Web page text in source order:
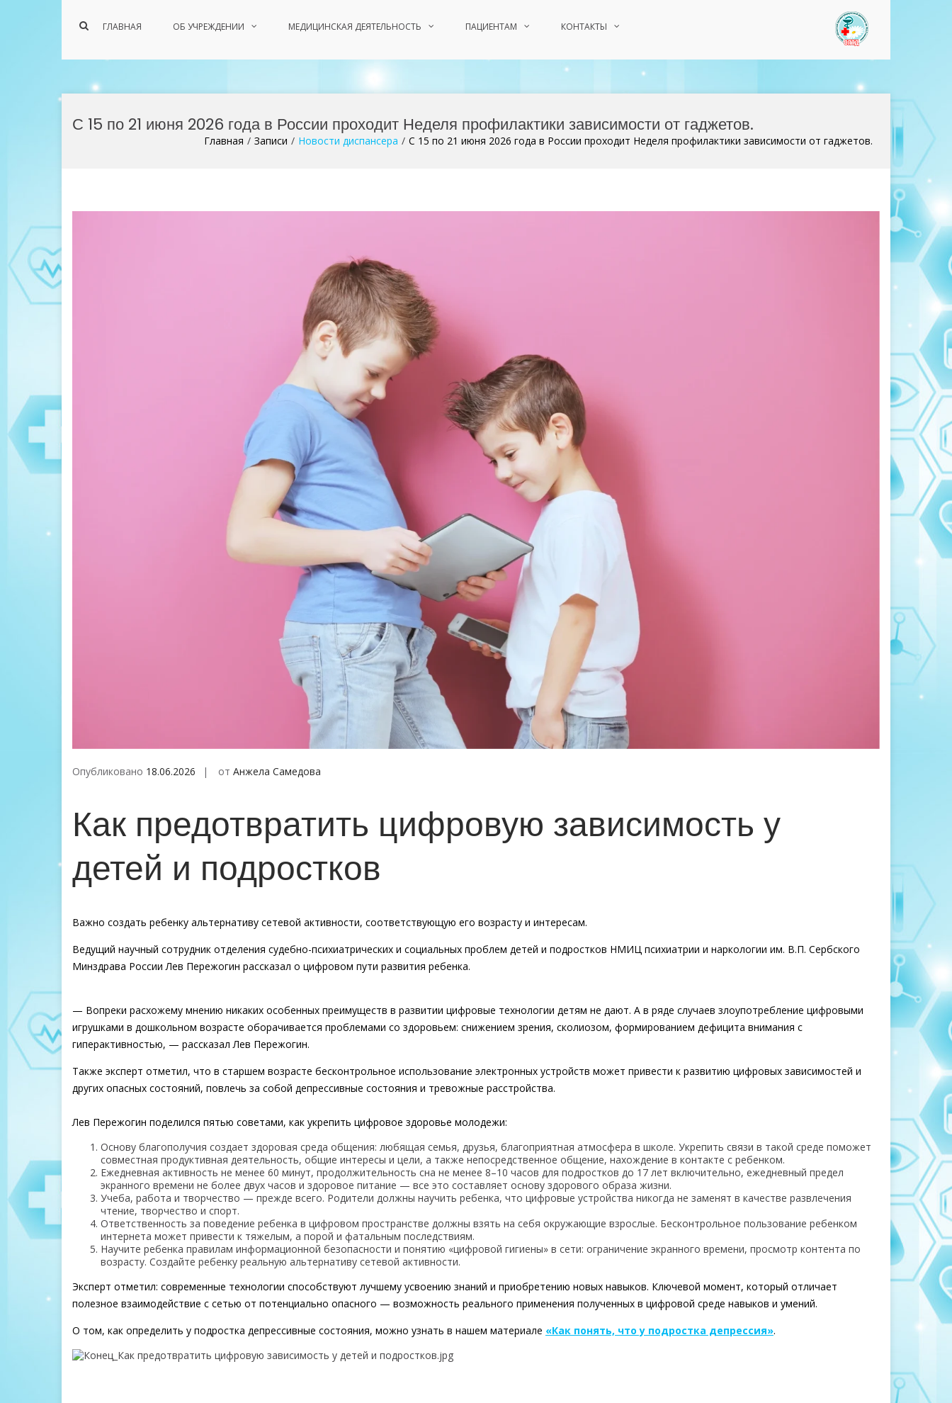
Перейти
содержимому
ГЛАВНАЯ ОБ УЧРЕЖДЕНИИ МЕДИЦИНСКАЯ ДЕЯТЕЛЬНОСТЬ ПАЦИЕНТАМ КОНТАКТЫ
Показать
С 15 по 21 июня 2026 года в России проходит Неделя профилактики зависимости от гаджетов.
Главная Записи Новости диспансера С 15 по 21 июня 2026 года в России проходит Неделя профилактики зависимости от гаджетов.
Опубликовано 18.06.2026 от Анжела Самедова
Как предотвратить цифровую зависимость у
детей и подростков
Важно создать ребенку альтернативу сетевой активности, соответствующую его возрасту и интересам.
Ведущий научный сотрудник отделения судебно-психиатрических и социальных проблем детей и подростков НМИЦ психиатрии и наркологии им. В.П. Сербского
Минздрава России Лев Пережогин рассказал о цифровом пути развития ребенка.
— Вопреки расхожему мнению никаких особенных преимуществ в развитии цифровые технологии детям не дают. А в ряде случаев злоупотребление цифровыми
игрушками в дошкольном возрасте оборачивается проблемами со здоровьем: снижением зрения, сколиозом, формированием дефицита внимания с
гиперактивностью, — рассказал Лев Пережогин.
Также эксперт отметил, что в старшем возрасте бесконтрольное использование электронных устройств может привести к развитию цифровых зависимостей и
других опасных состояний, повлечь за собой депрессивные состояния и тревожные расстройства.
Лев Пережогин поделился пятью советами, как укрепить цифровое здоровье молодежи:
Основу благополучия создает здоровая среда общения: любящая семья, друзья, благоприятная атмосфера в школе. Укрепить связи в такой среде поможет
совместная продуктивная деятельность, общие интересы и цели, а также непосредственное общение, нахождение в контакте с ребенком.
Ежедневная активность не менее 60 минут, продолжительность сна не менее 8–10 часов для подростков до 17 лет включительно, ежедневный предел
экранного времени не более двух часов и здоровое питание — все это составляет основу здорового образа жизни.
Учеба, работа и творчество — прежде всего. Родители должны научить ребенка, что цифровые устройства никогда не заменят в качестве развлечения
чтение, творчество и спорт.
Ответственность за поведение ребенка в цифровом пространстве должны взять на себя окружающие взрослые. Бесконтрольное пользование ребенком
интернета может привести к тяжелым, а порой и фатальным последствиям.
Научите ребенка правилам информационной безопасности и понятию «цифровой гигиены» в сети: ограничение экранного времени, просмотр контента по
возрасту. Создайте ребенку реальную альтернативу сетевой активности.
Эксперт отметил: современные технологии способствуют лучшему усвоению знаний и приобретению новых навыков. Ключевой момент, который отличает
полезное взаимодействие с сетью от потенциально опасного — возможность реального применения полученных в цифровой среде навыков и умений.
О том, как определить у подростка депрессивные состояния, можно узнать в нашем материале «Как понять, что у подростка депрессия».